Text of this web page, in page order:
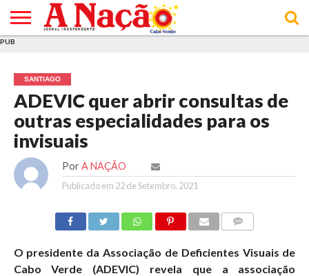
E DE
COOKIES
DE
UTILIZAÇÃO
PUB
SANTIAGO
ADEVIC quer abrir consultas de
outras especialidades para os
invisuais
Por A NAÇÃO
Publicado em 22 de Setembro, 2021
O presidente da Associação de Deficientes Visuais de
Cabo Verde (ADEVIC) revela que a associação